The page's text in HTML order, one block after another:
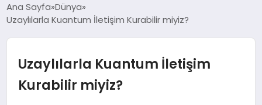
GÜNCEL
YAŞAM
MAGAZIN
Ana Sayfa Dünya
Uzaylılarla Kuantum İletişim Kurabilir miyiz?
Uzaylılarla Kuantum İletişim
Kurabilir miyiz?